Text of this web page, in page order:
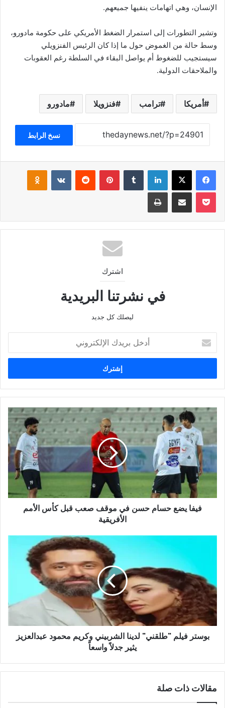
الإنسان، وهي اتهامات ينفيها جميعهم.
وتشير التطورات إلى استمرار الضغط الأمريكي على حكومة مادورو،
وسط حالة من الغموض حول ما إذا كان الرئيس الفنزويلي
سيستجيب للضغوط أم يواصل البقاء في السلطة رغم العقوبات
والملاحقات الدولية.
أمريكا ترامب فنزويلا مادورو
نسخ الرابط
فيسبوك ‫X لينكدإن بينتيريست
‫Pocket مشاركة عبر البريد طباعة
اشترك
في نشرتنا البريدية
ليصلك كل جديد
بريدك
الإلكتروني
فيفا
يضع
حسام
حسن
في
موقف
صعب
كأس
فيفا يضع حسام حسن في موقف صعب قبل كأس الأمم
الأفريقية
بوستر
الشربيني
وكريم
محمود
عبدالعزيز
يثير
جدلاًبوستر فيلم "طلقني" لدينا الشربيني وكريم محمود عبدالعزيز
يثير جدلاً واسعاً
مقالات ذات صلة